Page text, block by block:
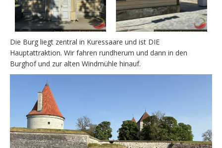
Die Burg liegt zentral in Kuressaare und ist DIE
Hauptattraktion. Wir fahren rundherum und dann in den
Burghof und zur alten Windmühle hinauf.